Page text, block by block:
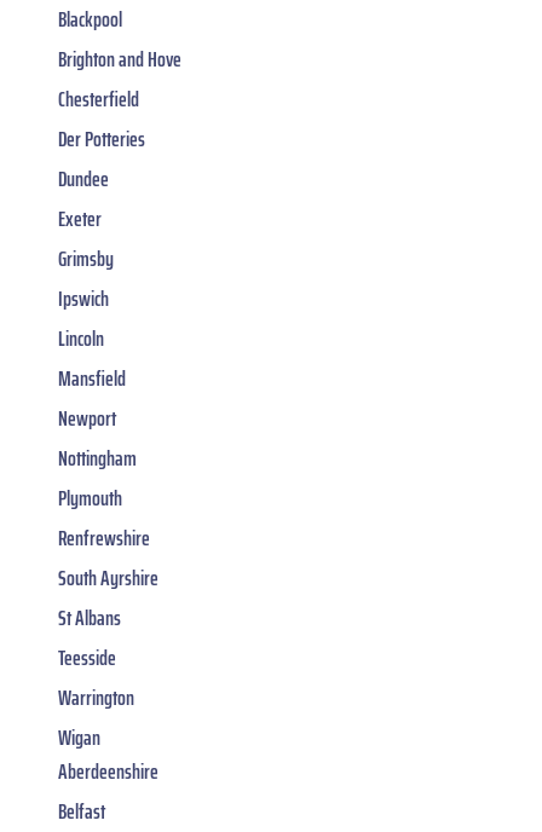
Blackpool
Brighton and Hove
Chesterfield
Der Potteries
Dundee
Exeter
Grimsby
Ipswich
Lincoln
Mansfield
Newport
Nottingham
Plymouth
Renfrewshire
South Ayrshire
St Albans
Teesside
Warrington
Wigan
Aberdeenshire
Belfast